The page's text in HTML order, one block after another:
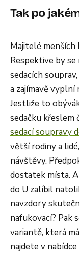
Tak po
Majitelé
Respektive by
sedacích
a zajímavě
Jestliže to
sedačku
sedací soupravy
větší rodiny a
návštěvy.
dostatek místa.
do U zalíbil
navzdory
nafukovací? Pak
variantě, která
najdete v